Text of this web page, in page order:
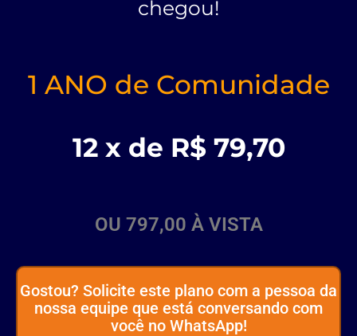
chegou!
1 ANO de Comunidade
12 x de R$ 79,70
OU 797,00 À VISTA
Gostou? Solicite este plano com a pessoa da
nossa equipe que está conversando com
você no WhatsApp!